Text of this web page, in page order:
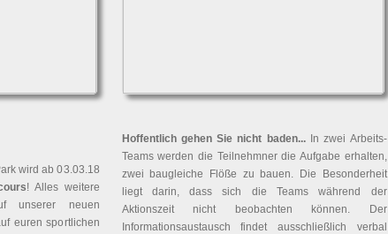
wird ab 03.03.18
! Alles weitere
unserer neuen
euren sportlichen
Hoffentlich gehen Sie nicht baden...In zwei Arbeits-
Teams werden die Teilnehmner die Aufgabe erhalten,
zwei baugleiche Flöße zu bauen. Die Besonderheit
liegt darin, dass sich die Teams während der
Aktionszeit nicht beobachten können. Der
Informationsaustausch findet ausschließlich verbal